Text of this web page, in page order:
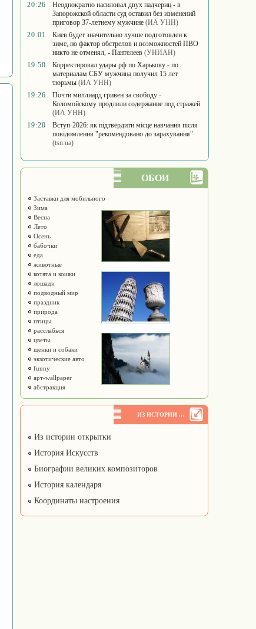
20:26
Неоднократно насиловал двух падчериц - в
Запорожской области суд оставил без изменений
приговор 37-летнему мужчине (ИА УНН)
20:01
Киев будет значительно лучше подготовлен к
зиме, но фактор обстрелов и возможностей ПВО
никто не отменял, - Пантелеев (УНИАН)
19:50
Корректировал удары рф по Харькову - по
материалам СБУ мужчина получил 15 лет
тюрьмы (ИА УНН)
19:26
Почти миллиард гривен за свободу -
Коломойскому продлили содержание под стражей
(ИА УНН)
19:20
Вступ-2026: як підтвердити місце навчання після
повідомлення "рекомендовано до зарахування"
(tsn.ua)
ОБОИ
Заставки для мобильного
Зима
Весна
Лето
Осень
бабочки
еда
животные
котята и кошки
лошади
подводный мир
праздник
природа
птицы
расслабься
цветы
щенки и собаки
экзотические авто
funny
арт-wallpaper
абстракция
ИЗ ИСТОРИИ ...
Из истории открытки
История Искусств
Биографии великих композиторов
История календаря
Координаты настроения